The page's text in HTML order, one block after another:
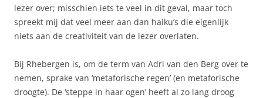
lezer over; misschien iets te veel in dit geval, maar toch
spreekt mij dat veel meer aan dan haiku’s die eigenlijk
niets aan de creativiteit van de lezer overlaten.
Bij Rhebergen is, om de term van Adri van den Berg over te
nemen, sprake van ‘metaforische regen’ (en metaforische
droogte). De ‘steppe in haar ogen’ heeft al zo lang droog